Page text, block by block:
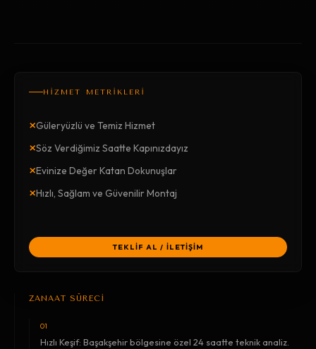
HİZMET METRİKLERİ
×Güleryüzlü ve Temiz Hizmet
×Söz Verdiğimiz Saatte Kapınızdayız
×Evinize Değer Katan Dokunuşlar
×Hızlı, Sağlam ve Güvenilir Montaj
TEKLİF AL / İLETİŞİM
ZANAAT SÜRECİ
01
Hızlı Keşif: Başakşehir bölgesine özel 24 saatte teknik analiz.